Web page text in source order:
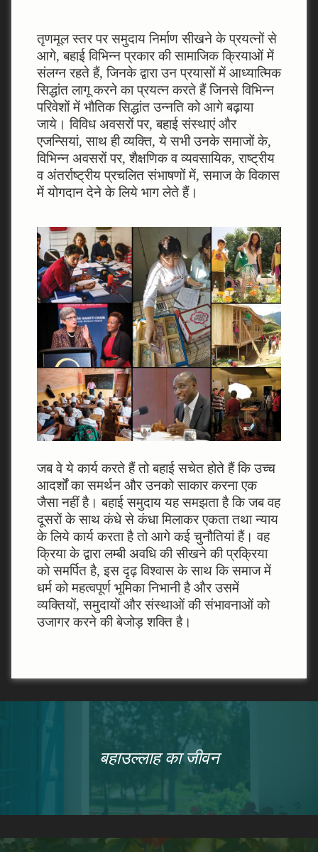
तृणमूल स्‍तर पर समुदाय निर्माण सीखने के प्रयत्‍नों से
आगे, बहाई विभिन्‍न प्रकार की सामाजिक क्रियाओं में
संलग्‍न रहते हैं, जिनके द्वारा उन प्रयासों में आध्‍यात्मिक
सिद्धांत लागू करने का प्रयत्‍न करते हैं जिनसे विभिन्‍न
परिवेशों में भौतिक सिद्धांत उन्‍नति को आगे बढ़ाया
जाये। विविध अवसरों पर, बहाई संस्‍थाएं और
एजन्सियां, साथ ही व्‍यक्ति, ये सभी उनके समाजों के,
विभिन्‍न अवसरों पर, शैक्षणिक व व्‍यवसायिक, राष्‍ट्रीय
व अंतर्राष्‍ट्रीय प्रचलित संभाषणों में, समाज के विकास
में योगदान देने के लिये भाग लेते हैं।
जब वे ये कार्य करते हैं तो बहाई सचेत होते हैं कि उच्‍च
आदर्शों का समर्थन और उनको साकार करना एक
जैसा नहीं है। बहाई समुदाय यह समझता है कि जब वह
दूसरों के साथ कंधे से कंधा मिलाकर एकता तथा न्‍याय
के लिये कार्य करता है तो आगे कई चुनौतियां हैं। वह
क्रिया के द्वारा लम्‍बी अवधि की सीखने की प्रक्रिया
को समर्पित है, इस दृढ़ विश्‍वास के साथ कि समाज में
धर्म को महत्‍वपूर्ण भूमिका निभानी है और उसमें
व्‍यक्तियों, समुदायों और संस्‍थाओं की संभावनाओं को
उजागर करने की बेजोड़ शक्ति है।
बहाउल्लाह का जीवन